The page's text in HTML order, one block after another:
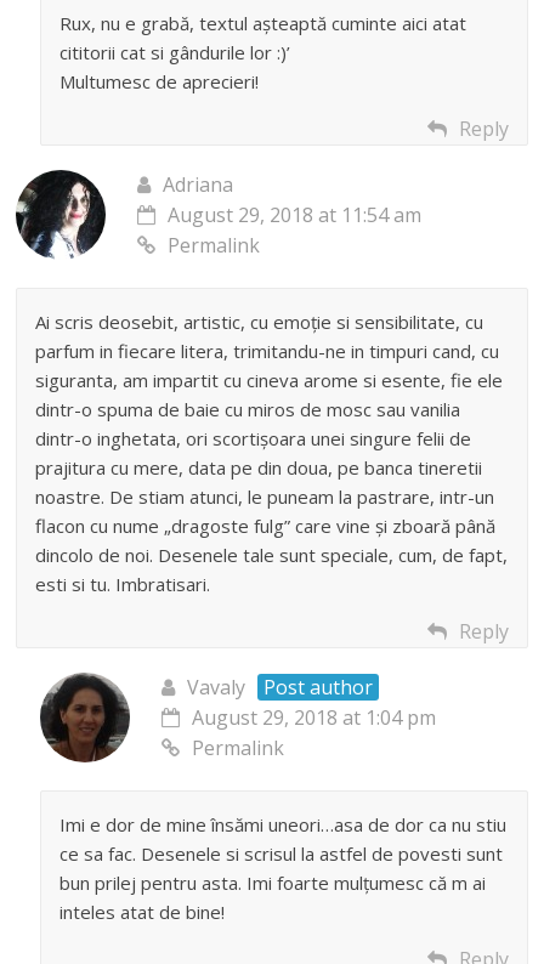
Rux, nu e grabă, textul așteaptă cuminte aici atat
cititorii cat si gândurile lor :)’
Multumesc de aprecieri!
Reply
Adriana
August 29, 2018 at 11:54 am
Permalink
Ai scris deosebit, artistic, cu emoție si sensibilitate, cu
parfum in fiecare litera, trimitandu-ne in timpuri cand, cu
siguranta, am impartit cu cineva arome si esente, fie ele
dintr-o spuma de baie cu miros de mosc sau vanilia
dintr-o inghetata, ori scortișoara unei singure felii de
prajitura cu mere, data pe din doua, pe banca tineretii
noastre. De stiam atunci, le puneam la pastrare, intr-un
flacon cu nume „dragoste fulg” care vine și zboară până
dincolo de noi. Desenele tale sunt speciale, cum, de fapt,
esti si tu. Imbratisari.
Reply
Vavaly
Post author
August 29, 2018 at 1:04 pm
Permalink
Imi e dor de mine însămi uneori…asa de dor ca nu stiu
ce sa fac. Desenele si scrisul la astfel de povesti sunt
bun prilej pentru asta. Imi foarte mulțumesc că m ai
inteles atat de bine!